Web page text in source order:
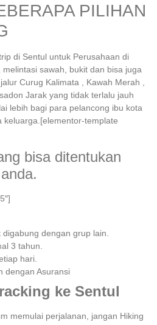
PILIHAN
di Sentul untuk Perusahaan di
sawah, bukit dan bisa juga
Curug Kalimata , Kawah Merah ,
Jarak yang tidak terlalu jauh
lebih bagi para pelancong ibu kota
keluarga.[elementor-template
bisa ditentukan
dengan grup lain.
3 tahun.⁣⁣
hari.⁣⁣
dengan Asuransi
ke Sentul
memulai perjalanan, jangan Hiking